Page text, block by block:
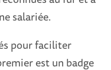
salariée.
pour faciliter
est un badge